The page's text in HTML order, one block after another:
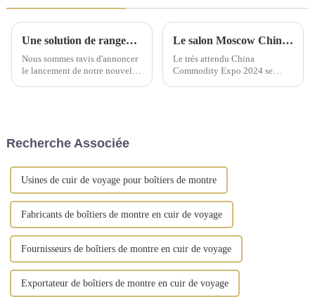
Une solution de rangement artisanale exquise dévoilée lors d'une conférence de lancement de nouveaux produits
Nous sommes ravis d'annoncer
le lancement de notre nouvelle
bijoux, ...
Le salon Moscow China Commodity Expo 2024 présente des solutions de stockage de qualité supérieure
Le très attendu China
Commodity Expo 2024 se
Recherche Associée
Usines de cuir de voyage pour boîtiers de montre
Fabricants de boîtiers de montre en cuir de voyage
Fournisseurs de boîtiers de montre en cuir de voyage
Exportateur de boîtiers de montre en cuir de voyage